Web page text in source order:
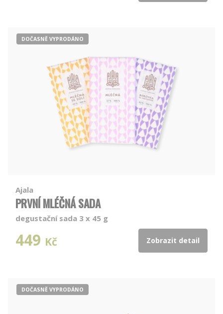
DOČASNĚ VYPRODÁNO
Ajala
PRVNÍ MLÉČNÁ SADA
degustační sada 3 x 45 g
449 Kč Zobrazit detail
DOČASNĚ VYPRODÁNO